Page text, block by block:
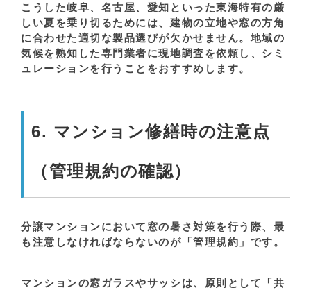
こうした岐阜、名古屋、愛知といった東海特有の厳
しい夏を乗り切るためには、建物の立地や窓の方角
に合わせた適切な製品選びが欠かせません。地域の
気候を熟知した専門業者に現地調査を依頼し、シミ
ュレーションを行うことをおすすめします。
6. マンション修繕時の注意点
（管理規約の確認）
分譲マンションにおいて窓の暑さ対策を行う際、最
も注意しなければならないのが 「管理規約」 です。
マンションの窓ガラスやサッシは、原則として「共